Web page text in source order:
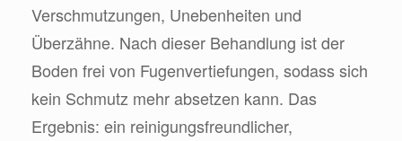
Verschmutzungen, Unebenheiten und
Überzähne. Nach dieser Behandlung ist der
Boden frei von Fugenvertiefungen, sodass sich
kein Schmutz mehr absetzen kann. Das
Ergebnis: ein reinigungsfreundlicher,